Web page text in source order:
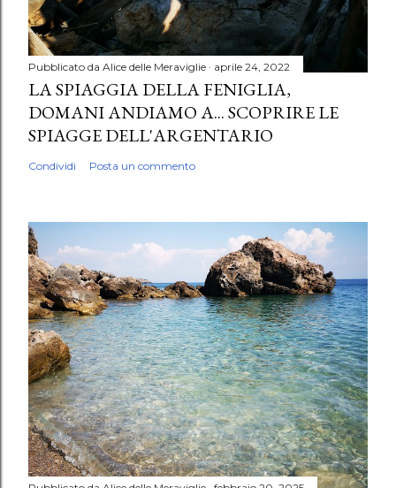
Pubblicato da Alice delle Meraviglie aprile 24, 2022
LA SPIAGGIA DELLA FENIGLIA,
DOMANI ANDIAMO A... SCOPRIRE LE
SPIAGGE DELL'ARGENTARIO
Condividi Posta un commento